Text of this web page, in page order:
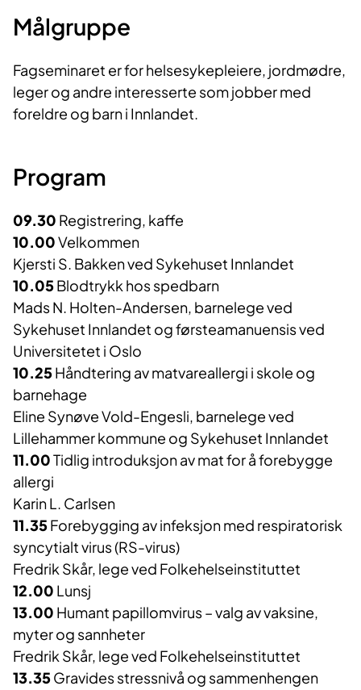
Målgruppe
Fagseminaret er for helsesykepleiere, jordmødre,
leger og andre interesserte som jobber med
foreldre og barn i Innlandet.
Program
09.30 Registrering, kaffe
10.00Velkommen
Kjersti S. Bakken ved Sykehuset Innlandet
10.05Blodtrykk hos spedbarn
Mads N. Holten-Andersen, barnelege ved
Sykehuset Innlandet og førsteamanuensis ved
Universitetet i Oslo
10.25Håndtering av matvareallergi i skole og
barnehage
Eline Synøve Vold-Engesli, barnelege ved
Lillehammer kommune og Sykehuset Innlandet
11.00Tidlig introduksjon av mat for å forebygge
allergi
Karin L. Carlsen
11.35Forebygging av infeksjon med respiratorisk
syncytialt virus (RS-virus)
Fredrik Skår, lege ved Folkehelseinstituttet
12.00 Lunsj
13.00 Humant papillomvirus – valg av vaksine,
myter og sannheter
Fredrik Skår, lege ved Folkehelseinstituttet
13.35Gravides stressnivå og sammenhengen